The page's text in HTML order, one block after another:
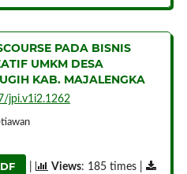
PADA BISNIS
UMKM DESA
KAB. MAJALENGKA
jpi.v1i2.1262
Views: 185 times |